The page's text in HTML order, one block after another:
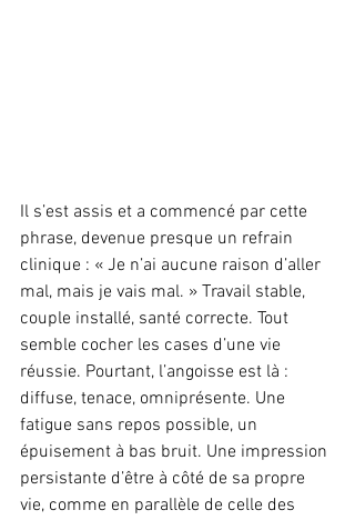
Il s’est assis et a commencé par cette
phrase, devenue presque un refrain
clinique : « Je n’ai aucune raison d’aller
mal, mais je vais mal. » Travail stable,
couple installé, santé correcte. Tout
semble cocher les cases d’une vie
réussie. Pourtant, l’angoisse est là :
diffuse, tenace, omniprésente. Une
fatigue sans repos possible, un
épuisement à bas bruit. Une impression
persistante d’être à côté de sa propre
vie, comme en parallèle de celle des